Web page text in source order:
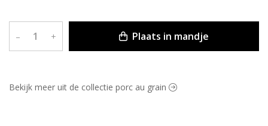
– + Plaats in mandje
Bekijk meer uit de collectie porc au grain